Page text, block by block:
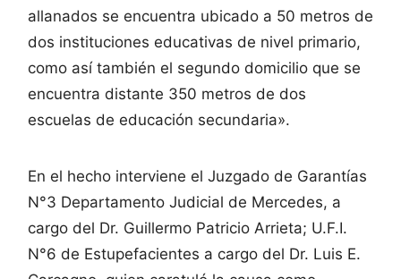
allanados se encuentra ubicado a 50 metros de
dos instituciones educativas de nivel primario,
como así también el segundo domicilio que se
encuentra distante 350 metros de dos
escuelas de educación secundaria».
En el hecho interviene el Juzgado de Garantías
N°3 Departamento Judicial de Mercedes, a
cargo del Dr. Guillermo Patricio Arrieta; U.F.I.
N°6 de Estupefacientes a cargo del Dr. Luis E.